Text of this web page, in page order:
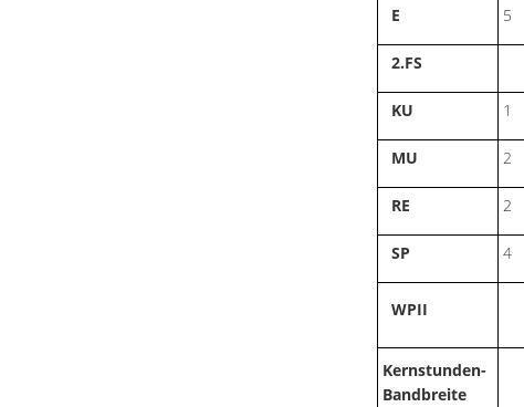
E 5
2.FS
KU 1
MU
2
RE 2
SP 4
WPII
Kernstunden-
Bandbreite